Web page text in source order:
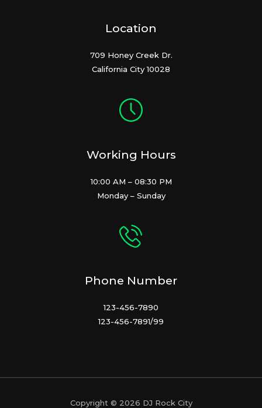
Location
709 Honey Creek Dr.
California City 10028
Working Hours
10:00 AM – 08:30 PM
Monday – Sunday
Phone Number
123-456-7890
123-456-7891/99
Copyright © 2026 DJ Rock City